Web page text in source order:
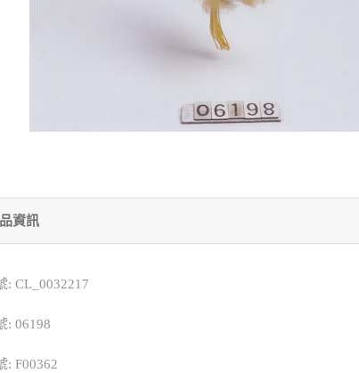
資訊
: CL_0032217
: 06198
: F00362